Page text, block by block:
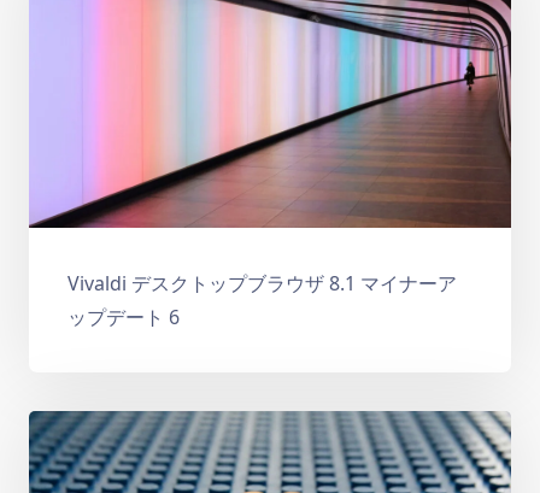
Vivaldi デスクトップブラウザ 8.1 マイナーア
ップデート 6